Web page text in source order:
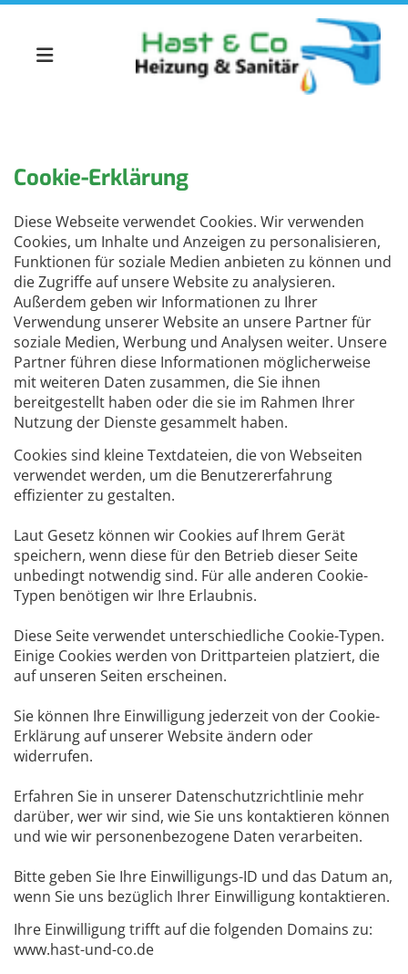
Zum Inhalt springen
Cookie-Erklärung
Diese Webseite verwendet Cookies. Wir verwenden
Cookies, um Inhalte und Anzeigen zu personalisieren,
Funktionen für soziale Medien anbieten zu können und
die Zugriffe auf unsere Website zu analysieren.
Außerdem geben wir Informationen zu Ihrer
Verwendung unserer Website an unsere Partner für
soziale Medien, Werbung und Analysen weiter. Unsere
Partner führen diese Informationen möglicherweise
mit weiteren Daten zusammen, die Sie ihnen
bereitgestellt haben oder die sie im Rahmen Ihrer
Nutzung der Dienste gesammelt haben.
Cookies sind kleine Textdateien, die von Webseiten
verwendet werden, um die Benutzererfahrung
effizienter zu gestalten.
Laut Gesetz können wir Cookies auf Ihrem Gerät
speichern, wenn diese für den Betrieb dieser Seite
unbedingt notwendig sind. Für alle anderen Cookie-
Typen benötigen wir Ihre Erlaubnis.
Diese Seite verwendet unterschiedliche Cookie-Typen.
Einige Cookies werden von Drittparteien platziert, die
auf unseren Seiten erscheinen.
Sie können Ihre Einwilligung jederzeit von der Cookie-
Erklärung auf unserer Website ändern oder
widerrufen.
Erfahren Sie in unserer Datenschutzrichtlinie mehr
darüber, wer wir sind, wie Sie uns kontaktieren können
und wie wir personenbezogene Daten verarbeiten.
Bitte geben Sie Ihre Einwilligungs-ID und das Datum an,
wenn Sie uns bezüglich Ihrer Einwilligung kontaktieren.
Ihre Einwilligung trifft auf die folgenden Domains zu:
www.hast-und-co.de